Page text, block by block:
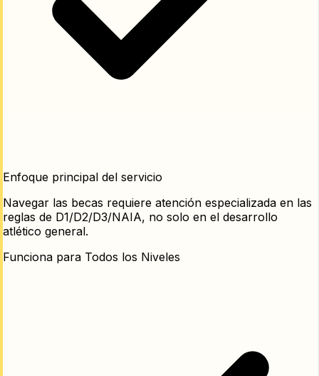
Enfoque principal del servicio
Navegar las becas requiere atención especializada en las
reglas de D1/D2/D3/NAIA, no solo en el desarrollo
atlético general.
Funciona para Todos los Niveles